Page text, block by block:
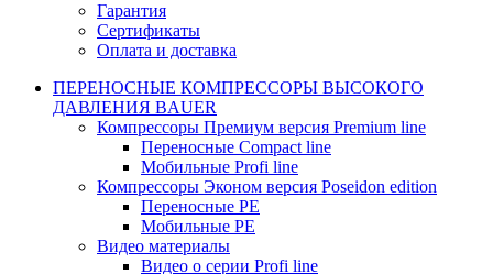
Гарантия
Сертификаты
Оплата и доставка
ПЕРЕНОСНЫЕ КОМПРЕССОРЫ ВЫСОКОГО
ДАВЛЕНИЯ BAUER
Компрессоры Премиум версия Premium line
Переносные Compact line
Мобильные Profi line
Компрессоры Эконом версия Poseidon edition
Переносные PE
Мобильные PE
Видео материалы
Видео о серии Profi line